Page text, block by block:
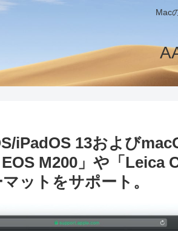
Mac
iPadOS 13および
M200」や「Leica
ットをサポート。